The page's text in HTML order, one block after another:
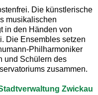
Die künstlerische
musikalischen
in den Händen von
Die Ensembles setzen
Philharmoniker
und Schülern des
zusammen.
Zwickau